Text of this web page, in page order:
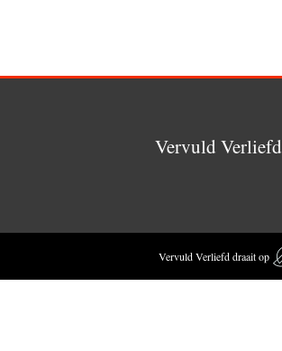
Vervuld Verliefd
Vervuld Verliefd draait op